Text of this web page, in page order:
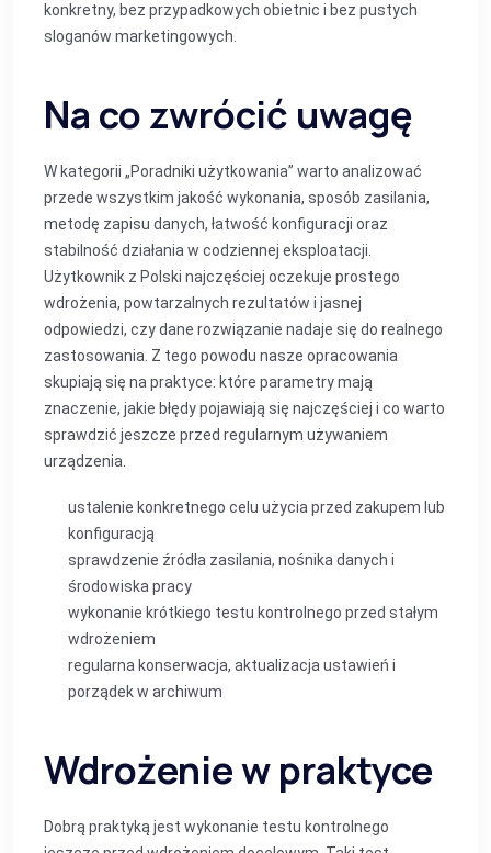
konkretny, bez przypadkowych obietnic i bez pustych
sloganów marketingowych.
Na co zwrócić uwagę
W kategorii „Poradniki użytkowania” warto analizować
przede wszystkim jakość wykonania, sposób zasilania,
metodę zapisu danych, łatwość konfiguracji oraz
stabilność działania w codziennej eksploatacji.
Użytkownik z Polski najczęściej oczekuje prostego
wdrożenia, powtarzalnych rezultatów i jasnej
odpowiedzi, czy dane rozwiązanie nadaje się do realnego
zastosowania. Z tego powodu nasze opracowania
skupiają się na praktyce: które parametry mają
znaczenie, jakie błędy pojawiają się najczęściej i co warto
sprawdzić jeszcze przed regularnym używaniem
urządzenia.
ustalenie konkretnego celu użycia przed zakupem lub
konfiguracją
sprawdzenie źródła zasilania, nośnika danych i
środowiska pracy
wykonanie krótkiego testu kontrolnego przed stałym
wdrożeniem
regularna konserwacja, aktualizacja ustawień i
porządek w archiwum
Wdrożenie w praktyce
Dobrą praktyką jest wykonanie testu kontrolnego